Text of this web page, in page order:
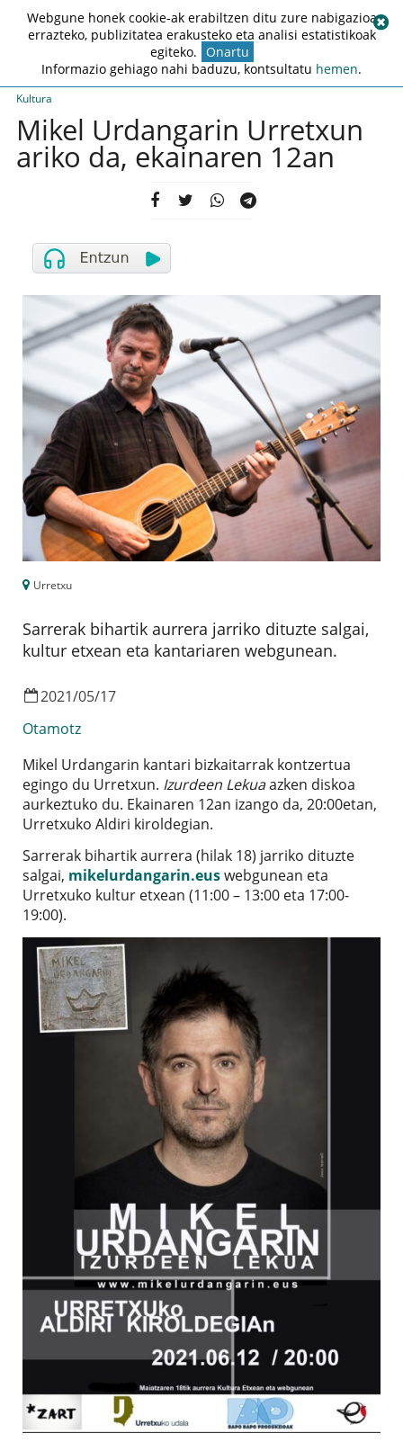
Kultura
Mikel Urdangarin Urretxun
ariko da, ekainaren 12an
Urretxu
Sarrerak bihartik aurrera jarriko dituzte salgai,
kultur etxean eta kantariaren webgunean.
2021/05/17
Otamotz
Mikel Urdangarin kantari bizkaitarrak kontzertua
egingo du Urretxun. Izurdeen Lekuaazken diskoa
aurkeztuko du. Ekainaren 12an izango da, 20:00etan,
Urretxuko Aldiri kiroldegian.
Sarrerak bihartik aurrera (hilak 18) jarriko dituzte
salgai, mikelurdangarin.euswebgunean eta
Urretxuko kultur etxean (11:00 – 13:00 eta 17:00-
19:00).
Webgune honek cookie-ak erabiltzen ditu zure nabigazioa
errazteko, publizitatea erakusteko eta analisi estatistikoak
egiteko. Onartu
Informazio gehiago nahi baduzu, kontsultatu hemen.